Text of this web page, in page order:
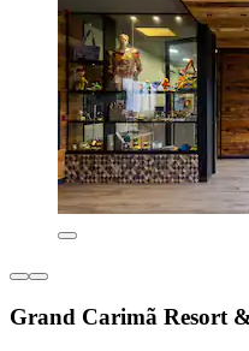
Grand Carimã Resort